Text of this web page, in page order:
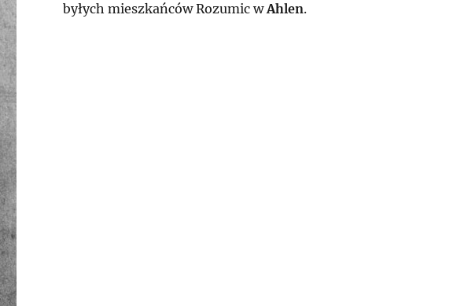
byłych mieszkańców Rozumic wAhlen.